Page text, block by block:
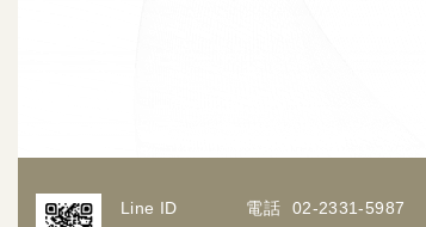
Line ID
電話
02-2331-5987